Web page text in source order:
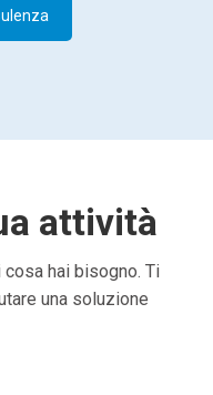
attività
hai bisogno. Ti
una soluzione